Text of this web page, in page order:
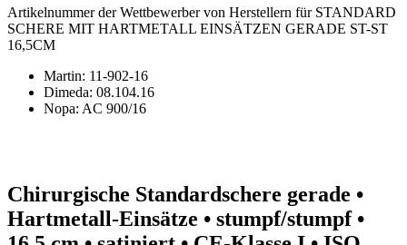
Artikelnummer der Wettbewerber von Herstellern für STANDARD
SCHERE MIT HARTMETALL EINSÄTZEN GERADE ST-ST
16,5CM
Martin: 11-902-16
Dimeda: 08.104.16
Nopa: AC 900/16
Chirurgische Standardschere gerade •
Hartmetall-Einsätze • stumpf/stumpf •